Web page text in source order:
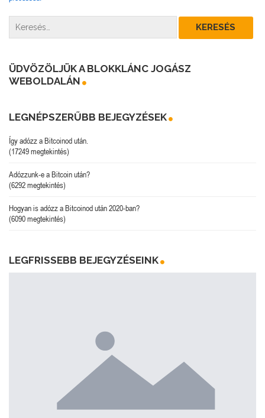
ÜDVÖZÖLJÜK A BLOKKLÁNC JOGÁSZ
WEBOLDALÁN
LEGNÉPSZERŰBB BEJEGYZÉSEK
Így adózz a Bitcoinod után.
(17249 megtekintés)
Adózzunk-e a Bitcoin után?
(6292 megtekintés)
Hogyan is adózz a Bitcoinod után 2020-ban?
(6090 megtekintés)
LEGFRISSEBB BEJEGYZÉSEINK